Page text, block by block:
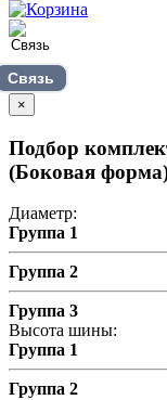
Связь
×
Подбор
(Боковая
Диаметр:
Группа 1
Группа 2
Группа 3
Высота шины:
Группа 1
Группа 2